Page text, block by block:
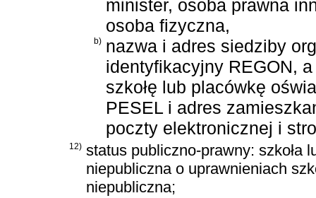
minister, osoba prawna
osoba fizyczna,
b) nazwa i adres siedziby
identyfikacyjny REGON,
szkołę lub placówkę
PESEL i adres
poczty elektronicznej i
12) status publiczno-prawny: szkoła
niepubliczna o uprawnieniach
niepubliczna;